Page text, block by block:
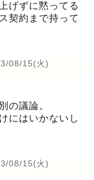
げずに黙ってる
契約まで持って
08/15(火)
の議論。
にはいかないし
08/15(火)